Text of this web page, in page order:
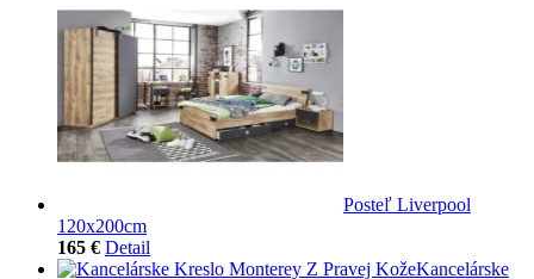
Posteľ Liverpool
120x200cm
165 € Detail
Kancelárske